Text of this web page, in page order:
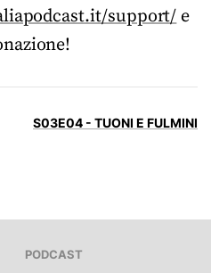
support/e
S03E04 - TUONI E FULMINI
PODCAST